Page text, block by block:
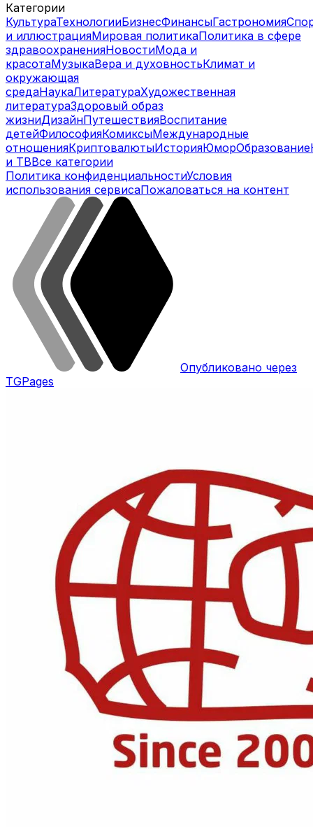
Категории
КультураТехнологииБизнесФинансыГастрономия
и иллюстрацияМировая политикаПолитика в сфере
здравоохраненияНовостиМода и
красотаМузыкаВера и духовностьКлимат и
окружающая
средаНаукаЛитератураХудожественная
литератураЗдоровый образ
жизниДизайнПутешествияВоспитание
детейФилософияКомиксыМеждународные
отношенияКриптовалютыИсторияЮморОбразование
и ТВВсе категории
Политика конфиденциальностиУсловия
использования сервисаПожаловаться на контент
Опубликовано через
TGPages